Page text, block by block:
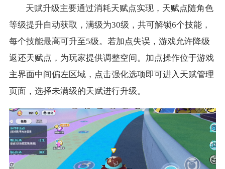
天赋升级主要通过消耗天赋点实现，天赋点随角色
等级提升自动获取，满级为30级，共可解锁6个技能，
每个技能最高可升至5级。若加点失误，游戏允许降级
返还天赋点，为玩家提供调整空间。加点操作位于游戏
主界面中间偏左区域，点击强化选项即可进入天赋管理
页面，选择未满级的天赋进行升级。